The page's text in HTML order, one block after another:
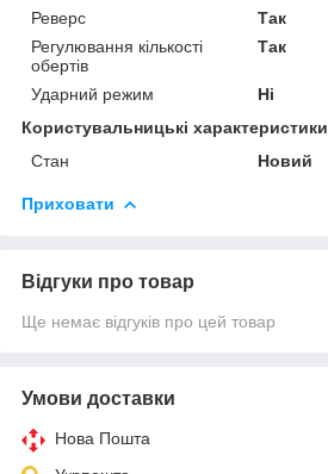
Реверс
Так
Регулювання кількості
обертів
Так
Ударний режим
Ні
Користувальницькі характеристики
Стан
Новий
Приховати
Відгуки про товар
Ще немає відгуків про цей товар
Умови доставки
Нова Пошта